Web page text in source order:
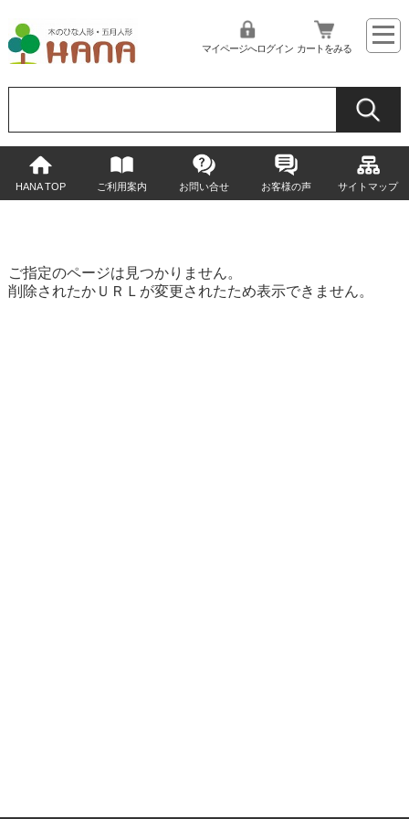
マイページへログイン カートをみる
HANA TOP ご利用案内 お問い合せ お客様の声 サイトマップ
ご指定のページは見つかりません。
削除されたかＵＲＬが変更されたため表示できません。